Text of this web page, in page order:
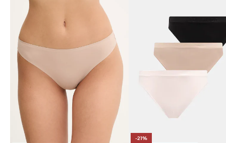
-21%